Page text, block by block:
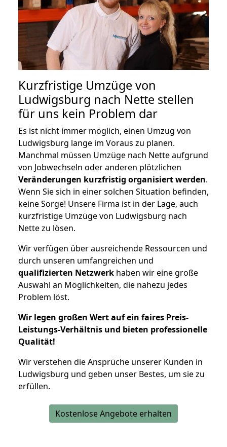
Kurzfristige Umzüge von
Ludwigsburg nach Nette stellen
für uns kein Problem dar
Es ist nicht immer möglich, einen Umzug von
Ludwigsburg lange im Voraus zu planen.
Manchmal müssen Umzüge nach Nette aufgrund
von Jobwechseln oder anderen plötzlichen
Veränderungen kurzfristig organisiert werden.
Wenn Sie sich in einer solchen Situation befinden,
keine Sorge! Unsere Firma ist in der Lage, auch
kurzfristige Umzüge von Ludwigsburg nach
Nette zu lösen.
Wir verfügen über ausreichende Ressourcen und
durch unseren umfangreichen und
qualifizierten Netzwerk haben wir eine große
Auswahl an Möglichkeiten, die nahezu jedes
Problem löst.
Wir legen großen Wert auf ein faires Preis-
Leistungs-Verhältnis und bieten professionelle
Qualität!
Wir verstehen die Ansprüche unserer Kunden in
Ludwigsburg und geben unser Bestes, um sie zu
erfüllen.
Kostenlose Angebote erhalten